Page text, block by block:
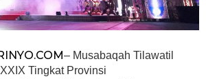
– Musabaqah Tilawatil
Tingkat Provinsi